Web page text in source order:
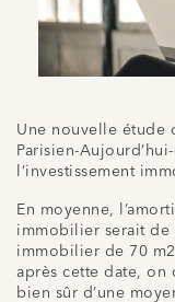
Une nouvelle étude
Parisien-
l’investissement
En moyenne,
immobilier serait de
immobilier de 70
après cette date, on
bien sûr d’une